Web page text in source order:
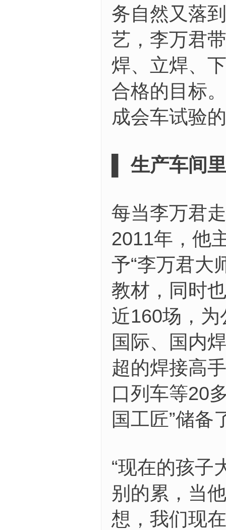
务自然又落
艺，李万君
焊、立焊、
合格的目标
成会车试验
▌ 生产车间
每当李万君
2011年，他
予“李万君大
教材，同时
近160场，
国际、国内
超的焊接高
口列车等20
国工匠”储备
“现在的孩子
别的累，当
想，我们现